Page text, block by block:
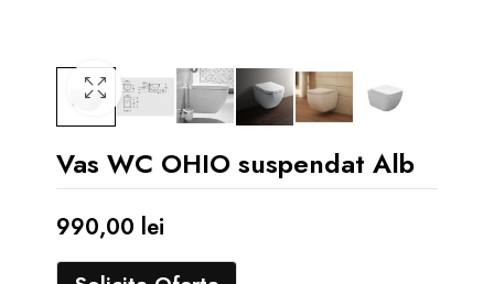
Vas WC OHIO suspendat Alb
990,00 lei